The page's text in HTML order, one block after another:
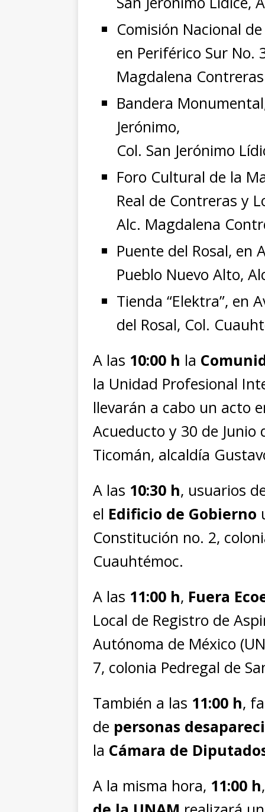
Comisión Nacional
en Periférico Sur No.
Magdalena Contreras
Bandera
Jerónimo,
Col. San Jerónimo
Foro Cultural de la
Real de Contreras y
Alc. Magdalena
Puente del Rosal, en
Pueblo Nuevo Alto,
Tienda “Elektra”, en
del Rosal, Col.
A las 10:00 h la
la Unidad Profesional
llevarán a cabo un acto
Acueducto y 30 de Junio
Ticomán, alcaldía
A las 10:30 h, usuarios
el Edificio de Gobierno
Constitución no. 2,
Cuauhtémoc.
A las 11:00 h, Fuera
Local de Registro de
Autónoma de México
7, colonia Pedregal de
También a las 11:00 h,
de personas
la Cámara de
A la misma hora, 11:00 h